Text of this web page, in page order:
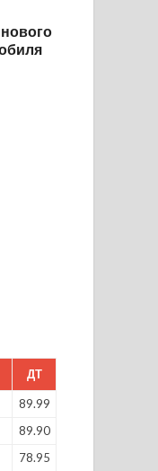
ДТ
89.99
89.90
78.95